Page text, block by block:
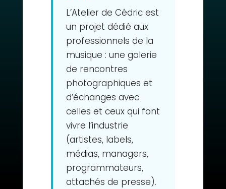
L’Atelier de Cédric est
un projet dédié aux
professionnels de la
musique : une galerie
de rencontres
photographiques et
d’échanges avec
celles et ceux qui font
vivre l’industrie
(artistes, labels,
médias, managers,
programmateurs,
attachés de presse).